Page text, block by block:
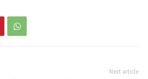
Next article